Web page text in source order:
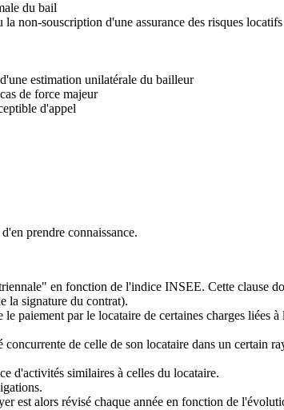
du bail
la non-souscription d'une assurance des risques locatifs
estimation unilatérale du bailleur
de force majeur
d'appel
prendre connaissance.
en fonction de l'indice INSEE. Cette clause
la signature du contrat).
paiement par le locataire de certaines charges liées
de celle de son locataire dans un certain
d'activités similaires à celles du locataire.
est alors révisé chaque année en fonction de